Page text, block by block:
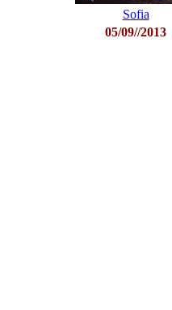
Sofia
05/09//2013